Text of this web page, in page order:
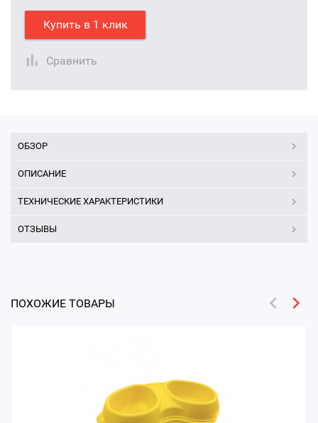
Купить в 1 клик
Сравнить
ОБЗОР
ОПИСАНИЕ
ТЕХНИЧЕСКИЕ ХАРАКТЕРИСТИКИ
ОТЗЫВЫ
ПОХОЖИЕ ТОВАРЫ